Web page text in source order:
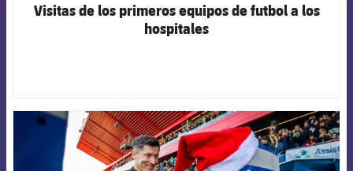
Visitas de los primeros equipos de futbol a los
hospitales
FCB Barcelona badge